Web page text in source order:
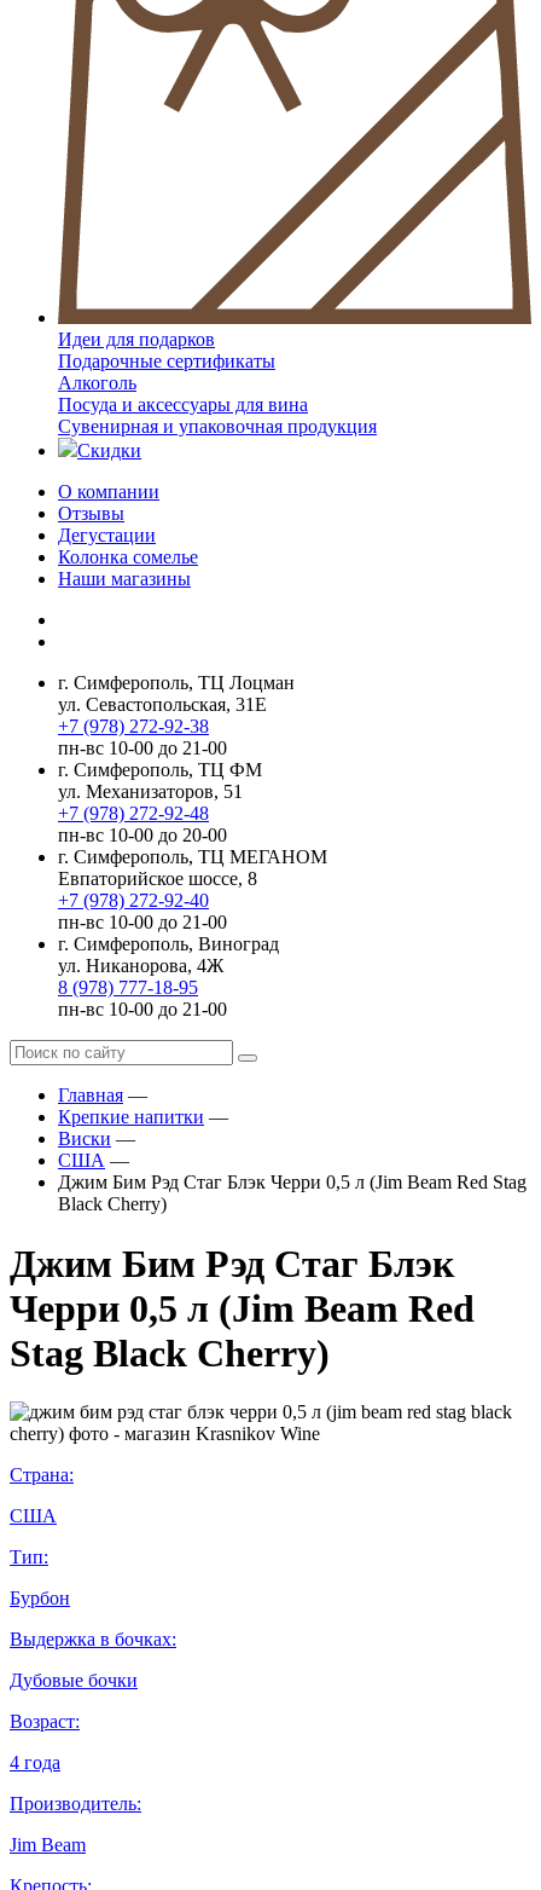
Идеи для подарков
Подарочные сертификаты
Алкоголь
Посуда и аксессуары для вина
Сувенирная и упаковочная продукция
Скидки
О компании
Отзывы
Дегустации
Колонка сомелье
Наши магазины
г. Симферополь, ТЦ Лоцман
ул. Севастопольская, 31Е
+7 (978) 272-92-38
пн-вс 10-00 до 21-00
г. Симферополь, ТЦ ФМ
ул. Механизаторов, 51
+7 (978) 272-92-48
пн-вс 10-00 до 20-00
г. Симферополь, ТЦ МЕГАНОМ
Евпаторийское шоссе, 8
+7 (978) 272-92-40
пн-вс 10-00 до 21-00
г. Симферополь, Виноград
ул. Никанорова, 4Ж
8 (978) 777-18-95
пн-вс 10-00 до 21-00
Главная —
Крепкие напитки —
Виски —
США —
Джим Бим Рэд Стаг Блэк Черри 0,5 л (Jim Beam Red Stag
Black Cherry)
Джим Бим Рэд Стаг Блэк
Черри 0,5 л (Jim Beam Red
Stag Black Cherry)
Страна:
США
Тип:
Бурбон
Выдержка в бочках:
Дубовые бочки
Возраст:
4 года
Производитель:
Jim Beam